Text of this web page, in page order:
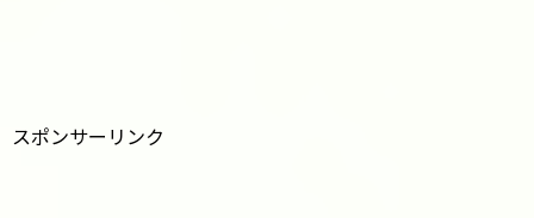
スポンサーリンク